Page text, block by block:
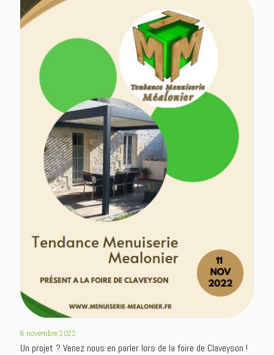
8 novembre 2022
Un projet ? Venez nous en parler lors de la foire de Claveyson !